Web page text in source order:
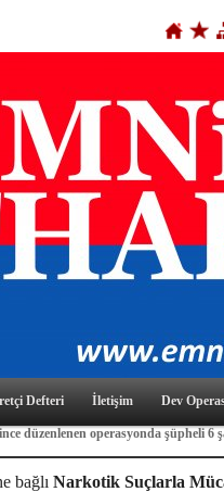
Defteri İletişim Dev
düzenlenen operasyonda şüpheli 6
bağlı Narkotik Suçlarla